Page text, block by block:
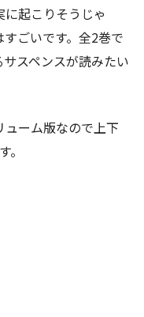
起こりそうじゃ
ごいです。全2巻で
スペンスが読みたい
ーム版なので上下